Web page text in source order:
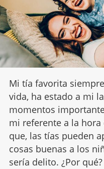
Mi tía favorita
vida, ha estado a mi
momentos
mi referente a la hora
que, las tías pueden
cosas buenas a los
sería delito. ¿Por qué?